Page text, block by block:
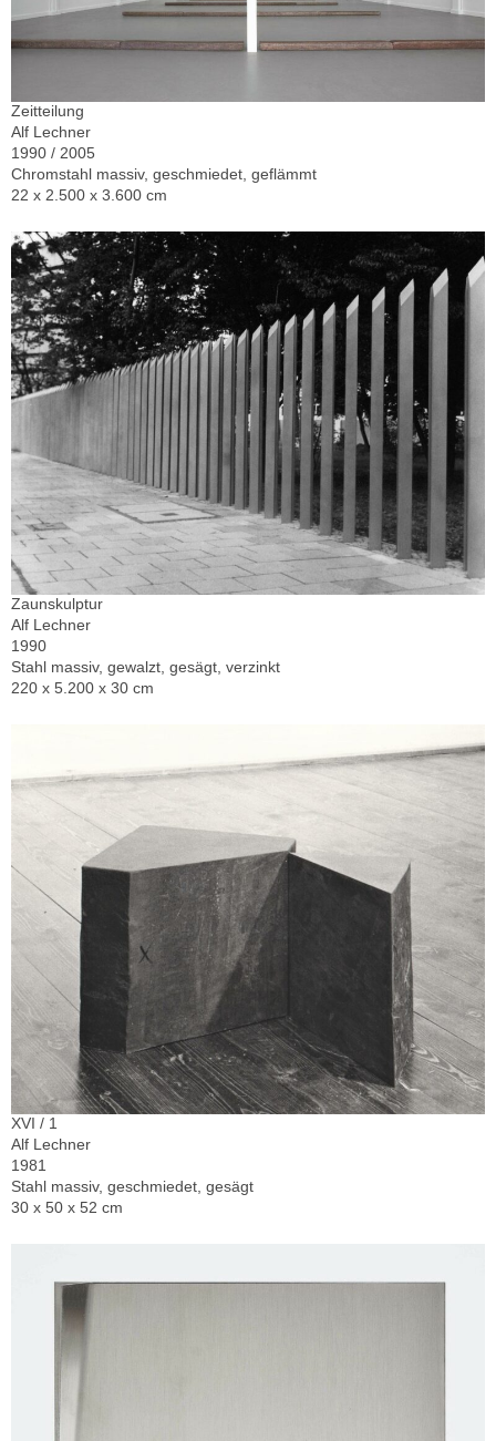
Zeitteilung
Alf Lechner
1990 / 2005
Chromstahl massiv, geschmiedet, geflämmt
22 x 2.500 x 3.600 cm
Zaunskulptur
Alf Lechner
1990
Stahl massiv, gewalzt, gesägt, verzinkt
220 x 5.200 x 30 cm
XVI / 1
Alf Lechner
1981
Stahl massiv, geschmiedet, gesägt
30 x 50 x 52 cm